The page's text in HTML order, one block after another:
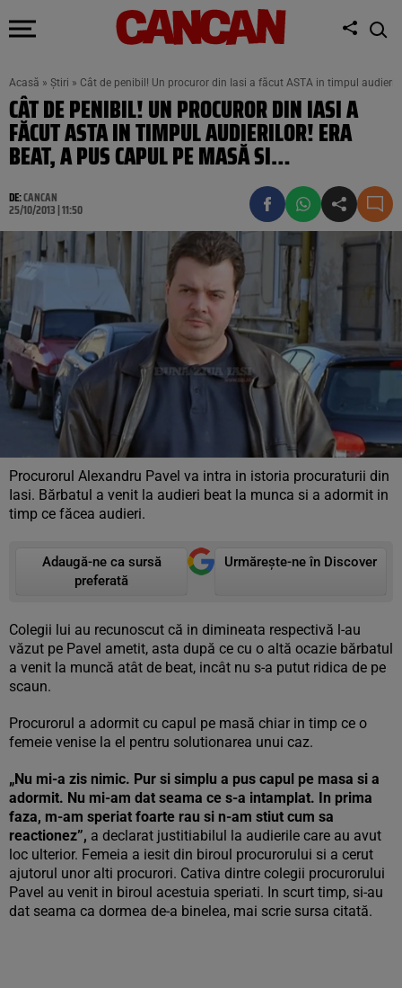
Acasă » Știri » Cât de penibil! Un procuror din Iasi a făcut ASTA in timpul
CÂT DE PENIBIL! UN PROCUROR DIN IASI A
FĂCUT ASTA IN TIMPUL AUDIERILOR! ERA
BEAT, A PUS CAPUL PE MASĂ SI…
DE:CANCAN
25/10/2013 | 11:50
Procurorul Alexandru Pavel va intra in istoria procuraturii din
Iasi. Bărbatul a venit la audieri beat la munca si a adormit in
timp ce făcea audieri.
Adaugă-ne ca sursă
preferată
Urmărește-ne în Discover
Colegii lui au recunoscut că in dimineata respectivă l-au
văzut pe Pavel ametit, asta după ce cu o altă ocazie bărbatul
a venit la muncă atât de beat, incât nu s-a putut ridica de pe
scaun.
Procurorul a adormit cu capul pe masă chiar in timp ce o
femeie venise la el pentru solutionarea unui caz.
„Nu mi-a zis nimic. Pur si simplu a pus capul pe masa si a
adormit. Nu mi-am dat seama ce s-a intamplat. In prima
faza, m-am speriat foarte rau si n-am stiut cum sa
reactionez”, a declarat justitiabilul la audierile care au avut
loc ulterior. Femeia a iesit din biroul procurorului si a cerut
ajutorul unor alti procurori. Cativa dintre colegii procurorului
Pavel au venit in biroul acestuia speriati. In scurt timp, si-au
dat seama ca dormea de-a binelea, mai scrie sursa citată.